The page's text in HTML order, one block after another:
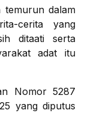
temurun dalam
cerita yang
ditaati serta
adat itu
Nomor 5287
yang diputus